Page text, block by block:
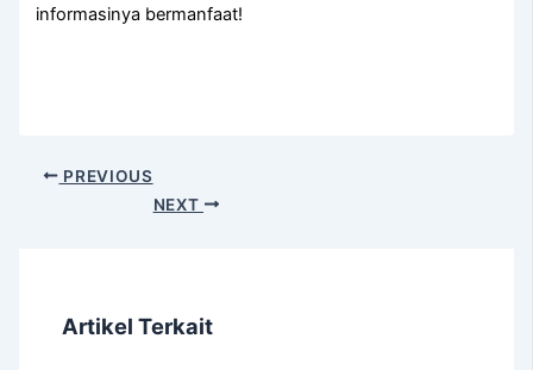
informasinya bermanfaat!
PREVIOUS
NEXT
Artikel Terkait